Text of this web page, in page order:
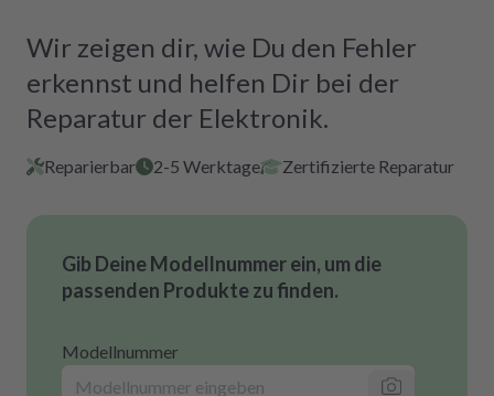
Wir zeigen dir, wie Du den Fehler
erkennst und helfen Dir bei der
Reparatur der Elektronik.
Reparierbar 2-5 Werktage Zertifizierte Reparatur
Gib Deine Modellnummer ein, um die
passenden Produkte zu finden.
Modellnummer